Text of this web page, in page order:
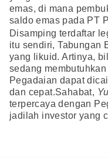
emas, di mana
saldo emas pada PT
Disamping terdaftar
itu sendiri, Tabungan
yang likuid. Artinya,
sedang
Pegadaian dapat
dan cepat.Sahabat,
terpercaya dengan
jadilah investor yang